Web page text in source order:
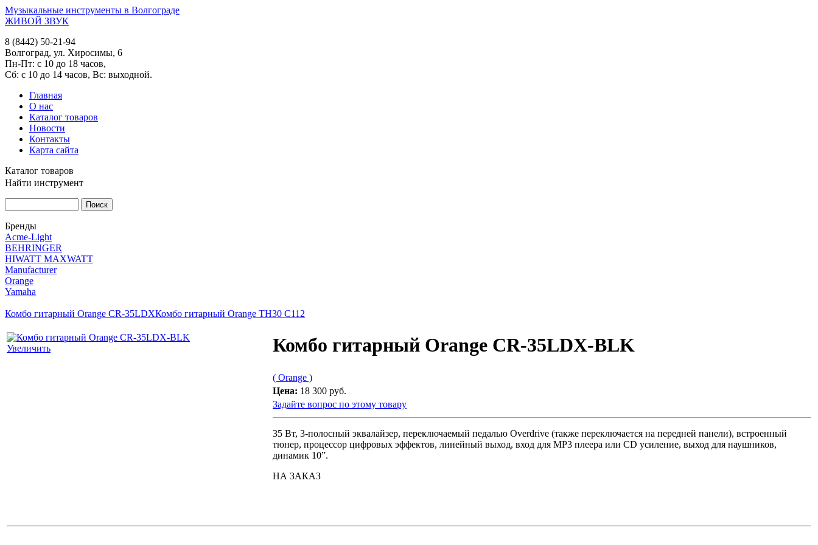
Музыкальные инструменты в Волгограде
ЖИВОЙ ЗВУК
8 (8442) 50-21-94
Волгоград, ул. Хиросимы, 6
Пн-Пт: с 10 до 18 часов,
Сб: с 10 до 14 часов, Вс: выходной.
Главная
О нас
Каталог товаров
Новости
Контакты
Карта сайта
Каталог товаров
Найти инструмент
Бренды
Acme-Light
BEHRINGER
HIWATT MAXWATT
Manufacturer
Orange
Yamaha
Комбо гитарный Orange CR-35LDXКомбо гитарный Orange TH30 C112
Увеличить Комбо гитарный Orange CR-35LDX-BLK
( Orange )
Цена: 18 300 руб.
Задайте вопрос по этому товару
35 Вт, 3-полосный эквалайзер, переключаемый педалью Overdrive (также переключается на передней панели), встроенный
тюнер, процессор цифровых эффектов, линейный выход, вход для MP3 плеера или CD усиление, выход для наушников,
динамик 10”.
НА ЗАКАЗ